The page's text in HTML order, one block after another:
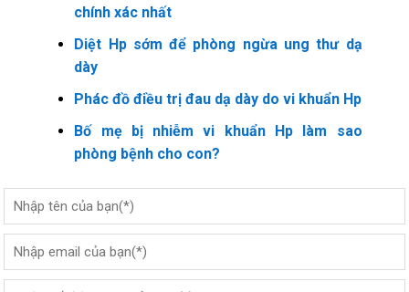
chính xác nhất
Diệt Hp sớm để phòng ngừa ung thư dạ
dày
Phác đồ điều trị đau dạ dày do vi khuẩn Hp
Bố mẹ bị nhiễm vi khuẩn Hp làm sao
phòng bệnh cho con?